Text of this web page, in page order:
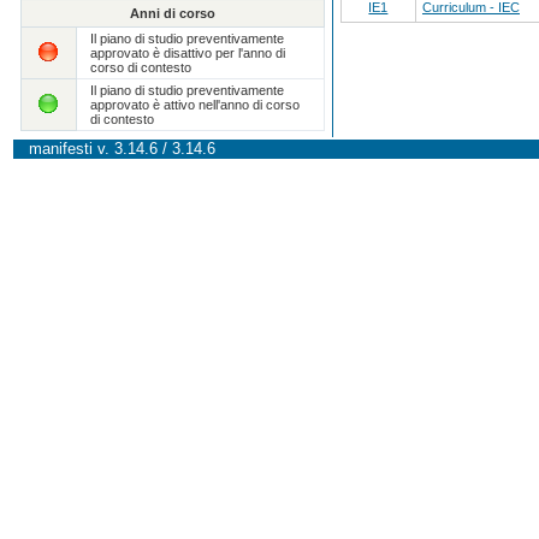
Anni di corso
Il piano di studio preventivamente
approvato è disattivo per l'anno di
corso di contesto
Il piano di studio preventivamente
approvato è attivo nell'anno di corso
di contesto
IE1
Curriculum - IEC
manifesti v. 3.14.6 / 3.14.6